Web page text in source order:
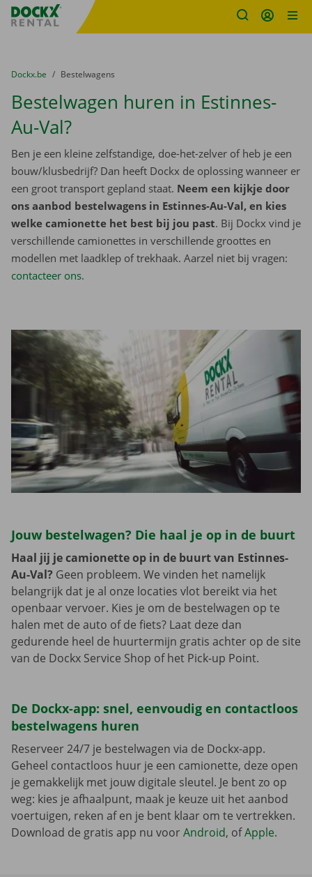
Fratello DEMO
U bevindt zich hier:
van
Dockx.be naar
Bestelwagens
Bestelwagen huren in Estinnes-
Au-Val?
Ben je een kleine zelfstandige, doe-het-zelver of heb je een
bouw/klusbedrijf? Dan heeft Dockx de oplossing wanneer er
een groot transport gepland staat. Neem een kijkje door
ons aanbod bestelwagens in Estinnes-Au-Val, en kies
welke camionette het best bij jou past. Bij Dockx vind je
verschillende camionettes in verschillende groottes en
modellen met laadklep of trekhaak. Aarzel niet bij vragen:
contacteer ons.
Jouw bestelwagen? Die haal je op in de buurt
Haal jij je camionette op in de buurt van Estinnes-
Au-Val? Geen probleem. We vinden het namelijk
belangrijk dat je al onze locaties vlot bereikt via het
openbaar vervoer. Kies je om de bestelwagen op te
halen met de auto of de fiets? Laat deze dan
gedurende heel de huurtermijn gratis achter op de site
van de Dockx Service Shop of het Pick-up Point.
De Dockx-app: snel, eenvoudig en contactloos
bestelwagens huren
Reserveer 24/7 je bestelwagen via de Dockx-app.
Geheel contactloos huur je een camionette, deze open
je gemakkelijk met jouw digitale sleutel. Je bent zo op
weg: kies je afhaalpunt, maak je keuze uit het aanbod
voertuigen, reken af en je bent klaar om te vertrekken.
Download de gratis app nu voorAndroid, ofApple.